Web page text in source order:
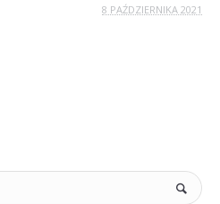
8 PAŹDZIERNIKA 2021